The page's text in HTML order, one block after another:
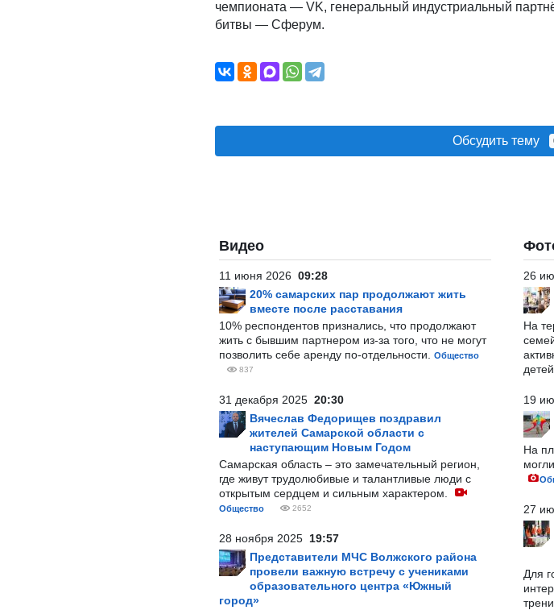
чемпионата — VK, генеральный индустриальный
битвы — Сферум.
Обсудить тему
Видео
11 июня 2026 09:28
20% самарских пар продолжают жить
вместе после расставания
10% респондентов признались, что продолжают
жить с бывшим партнером из-за того, что не могут
позволить себе аренду по-отдельности.
Общество
837
31 декабря 2025 20:30
Вячеслав Федорищев поздравил
жителей Самарской области с
наступающим Новым Годом
Самарская область – это замечательный регион,
где живут трудолюбивые и талантливые люди с
открытым сердцем и сильным характером.
Общество 2652
28 ноября 2025 19:57
Представители МЧС Волжского района
провели важную встречу с учениками
образовательного центра «Южный
город»
26
На
19
На
27
Для